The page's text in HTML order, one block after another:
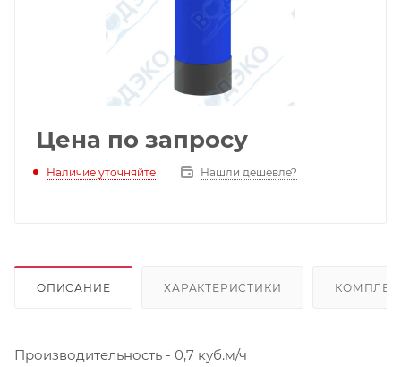
Цена по запросу
Наличие уточняйте Нашли дешевле?
ОПИСАНИЕ ХАРАКТЕРИСТИКИ
Производительность - 0,7 куб.м/ч